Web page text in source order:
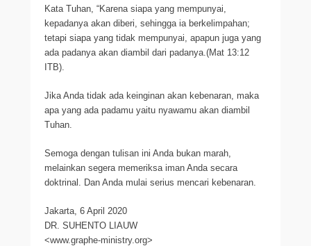
Kata Tuhan, “Karena siapa yang mempunyai,
kepadanya akan diberi, sehingga ia berkelimpahan;
tetapi siapa yang tidak mempunyai, apapun juga yang
ada padanya akan diambil dari padanya.(Mat 13:12
ITB).
Jika Anda tidak ada keinginan akan kebenaran, maka
apa yang ada padamu yaitu nyawamu akan diambil
Tuhan.
Semoga dengan tulisan ini Anda bukan marah,
melainkan segera memeriksa iman Anda secara
doktrinal. Dan Anda mulai serius mencari kebenaran.
Jakarta, 6 April 2020
DR. SUHENTO LIAUW
<www.graphe-ministry.org>